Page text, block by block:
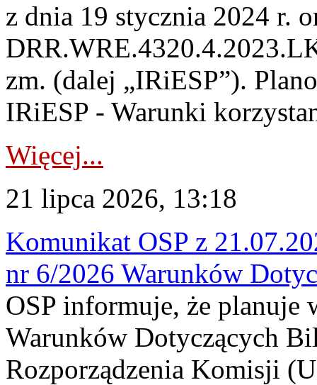
z dnia 19 stycznia 2024 r.
zm. (dalej „IRiESP”).
IRiESP - Warunki
Więcej...
21 lipca 2026, 13:18
Komunikat OSP z
nr 6/2026 Warunków
OSP informuje, że planuje
Warunków Dotyczących
Rozporządzenia Komisji